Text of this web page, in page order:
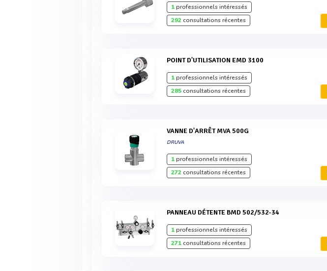
1professionnels intéressés
292consultations récentes
POINT D'UTILISATION EMD 3100
1professionnels intéressés
285consultations récentes
VANNE D'ARRÊT MVA 500G
DRUVA
1professionnels intéressés
272consultations récentes
PANNEAU DÉTENTE BMD 502/532-34
1professionnels intéressés
271consultations récentes